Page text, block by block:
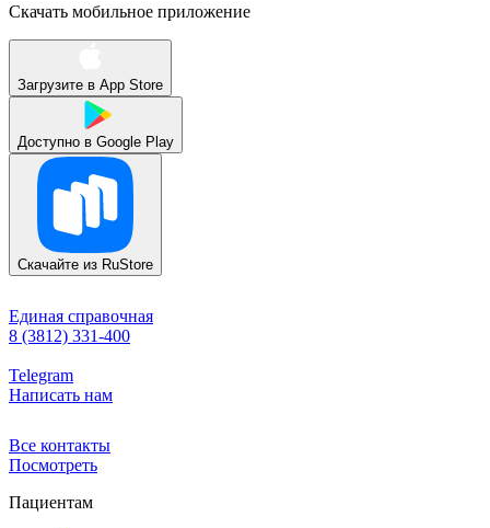
Скачать мобильное приложение
Загрузите в App Store
Доступно в Google Play
Скачайте из RuStore
Единая справочная
8 (3812) 331-400
Telegram
Написать нам
Все контакты
Посмотреть
Пациентам